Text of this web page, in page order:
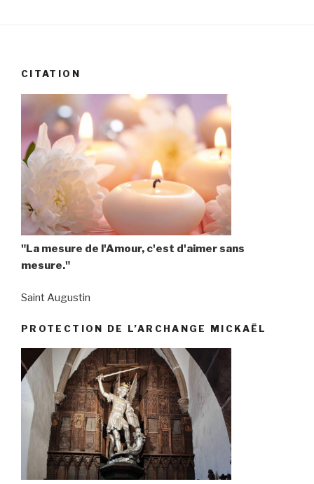
CITATION
"La mesure de l'Amour, c'est d'aimer sans
mesure."
Saint Augustin
PROTECTION DE L’ARCHANGE MICKAËL